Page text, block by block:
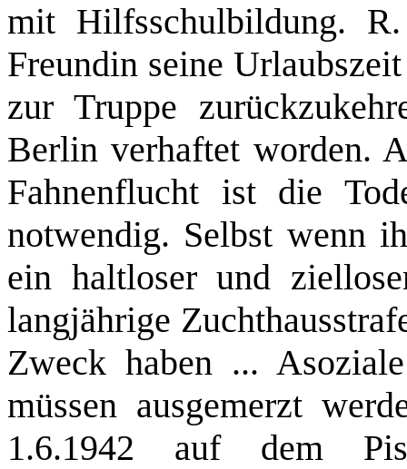
mit Hilfsschulbildung.
Freundin seine
zur Truppe
Berlin verhaftet worden.
Fahnenflucht ist die
notwendig. Selbst wenn
ein haltloser und
langjährige
Zweck haben ...
müssen ausgemerzt
1.6.1942 auf dem